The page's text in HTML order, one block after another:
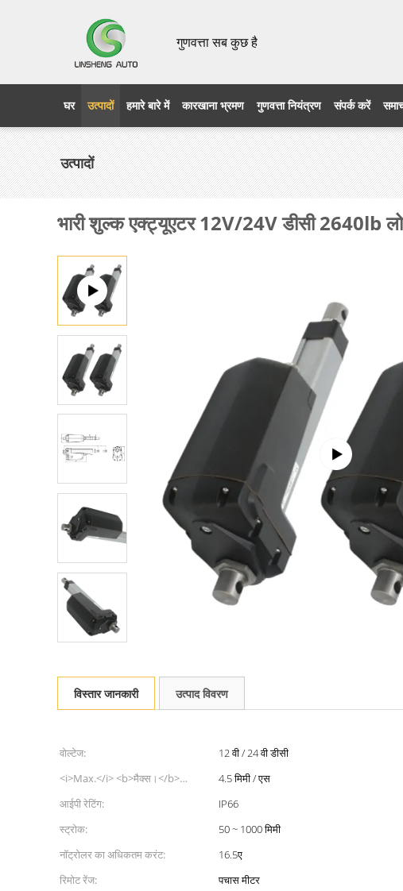
गुणवत्ता सब कुछ है
घर उत्पादों हमारे बारे में कारखाना भ्रमण गुणवत्ता नियंत्रण संपर्क करें
उत्पादों
भारी शुल्क एक्ट्यूएटर 12V/24V डीसी 2640lb
विस्तार जानकारी उत्पाद विवरण
वोल्टेज: 12 वी / 24 वी डीसी
<i>Max.</i> <b>मैक्स।</b>
<i>speed at max.</i>
<b>अधिकतम गति</b> <i>load</i>
<b>भार</b>:
4.5 मिमी / एस
आईपी रेटिंग:
IP66
स्ट्रोक:
50 ~ 1000 मिमी
नॉट्रोलर का अधिकतम करंट:
16.5ए
रिमोट रेंज:
पचास मीटर